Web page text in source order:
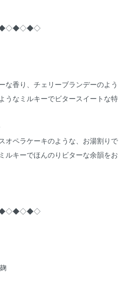
な香り、チェリーブランデーのよう
うなミルキーでビタースイートな特
オペラケーキのような、お湯割りで
ルキーでほんのりビターな余韻をお